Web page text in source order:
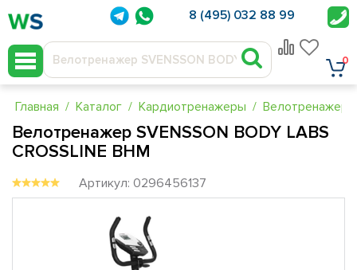
8 (495) 032 88 99
0
Главная Каталог Кардиотренажеры Велотренажеры
Велотренажер SVENSSON BODY LABS
CROSSLINE BHM
Артикул: 0296456137